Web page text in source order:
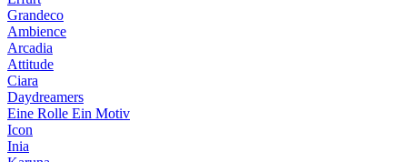
Grandeco
Ambience
Arcadia
Attitude
Ciara
Daydreamers
Eine Rolle Ein Motiv
Icon
Inia